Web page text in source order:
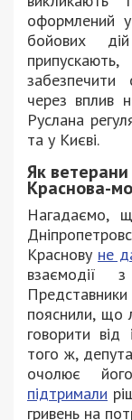
оформлений у
бойових
забезпечити
через вплив
Руслана
та у Києві.
Як
Краснова-
Нагадаємо,
Краснову не
взаємодії
пояснили, що
говорити
того ж,
очолює
підтримали
гривень на